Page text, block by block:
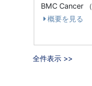
BMC Cancer
概要を見る
全件表示 >>